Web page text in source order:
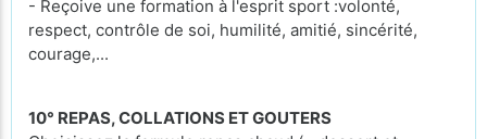
- Reçoive une formation à l'esprit sport :volonté,
respect, contrôle de soi, humilité, amitié, sincérité,
courage,...
10° REPAS, COLLATIONS ET GOUTERS